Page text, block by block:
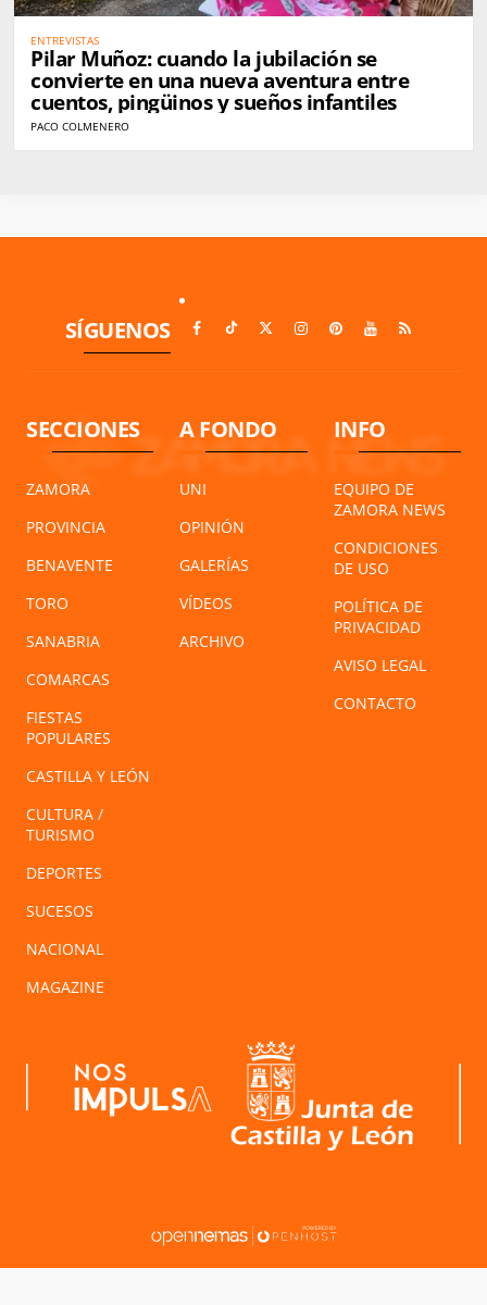
ENTREVISTAS
Pilar Muñoz: cuando la jubilación se
convierte en una nueva aventura entre
cuentos, pingüinos y sueños infantiles
PACO COLMENERO
SÍGUENOS
SECCIONES
ZAMORA
PROVINCIA
BENAVENTE
TORO
SANABRIA
COMARCAS
FIESTAS
POPULARES
CASTILLA Y LEÓN
CULTURA /
TURISMO
DEPORTES
SUCESOS
NACIONAL
MAGAZINE
A FONDO
UNI
OPINIÓN
GALERÍAS
VÍDEOS
ARCHIVO
INFO
EQUIPO DE
ZAMORA NEWS
CONDICIONES
DE USO
POLÍTICA DE
PRIVACIDAD
AVISO LEGAL
CONTACTO